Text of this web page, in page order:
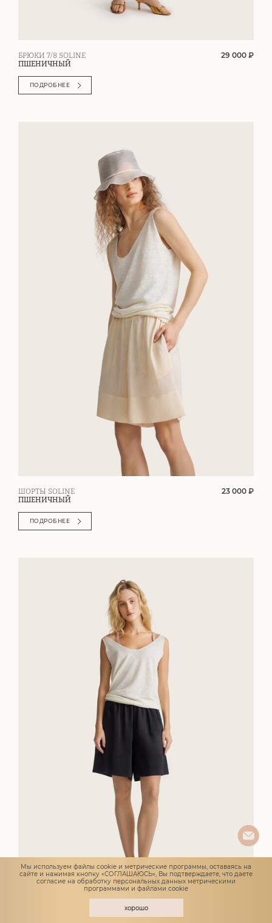
БРЮКИ 7/8 SOLINE
ПШЕНИЧНЫЙ
29 000 ₽
ПОДРОБНЕЕ
ШОРТЫ SOLINE
ПШЕНИЧНЫЙ
23 000 ₽
ПОДРОБНЕЕ
Мы используем файлы cookie и метрические программы, оставаясь на
сайте и нажимая кнопку «СОГЛАШАЮСЬ», Вы подтверждаете, что даете
согласие на обработку персональных данных метрическими
программами и файлами cookie
хорошо